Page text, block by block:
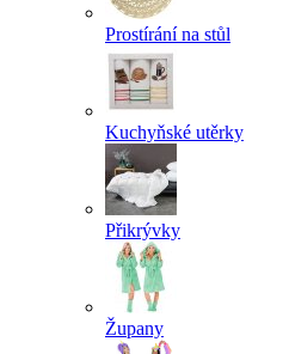
Prostírání na stůl
Kuchyňské utěrky
Přikrývky
Župany